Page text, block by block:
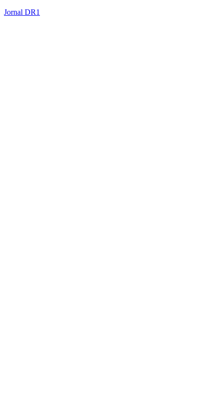
Jornal DR1